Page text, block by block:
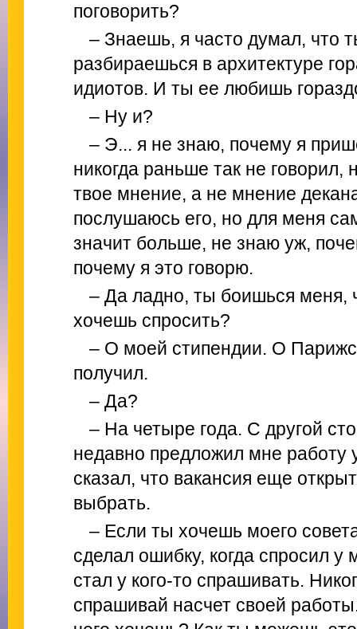
поговорить?
– Знаешь, я часто думал, что
разбираешься в архитектуре
идиотов. И ты ее любишь
– Ну и?
– Э... я не знаю, почему я
никогда раньше так не говорил,
твое мнение, а не мнение
послушаюсь его, но для меня
значит больше, не знаю уж,
почему я это говорю.
– Да ладно, ты боишься меня,
хочешь спросить?
– О моей стипендии. О
получил.
– Да?
– На четыре года. С другой
недавно предложил мне работу
сказал, что вакансия еще
выбрать.
– Если ты хочешь моего
сделал ошибку, когда спросил у
стал у кого-то спрашивать.
спрашивай насчет своей